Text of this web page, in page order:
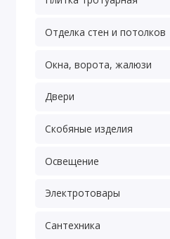
Отделка стен и потолков
Окна, ворота, жалюзи
Двери
Скобяные изделия
Освещение
Электротовары
Сантехника